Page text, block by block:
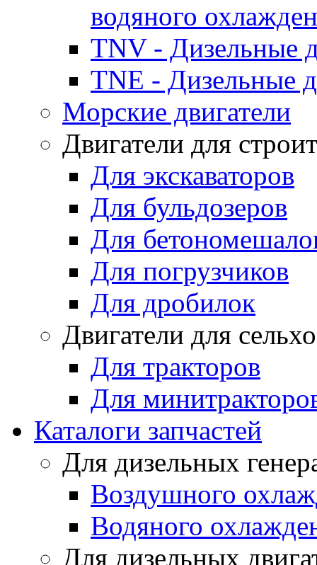
водяного
TNV - Дизельные
TNE - Дизельные
Морские двигатели
Двигатели для
Для экскаваторов
Для бульдозеров
Для
Для погрузчиков
Для дробилок
Двигатели для
Для тракторов
Для
Каталоги запчастей
Для дизельных
Воздушного
Водяного
Для дизельных